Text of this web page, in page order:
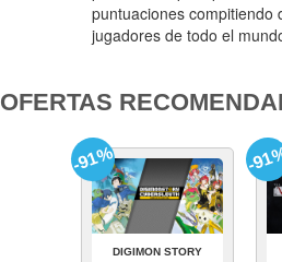
puntuaciones compitiendo
jugadores de todo el
OFERTAS
DIGIMON STORY
-91% -